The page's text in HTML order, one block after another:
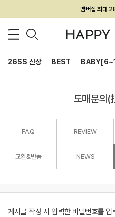
멤버십 최대
26SS 신상 BEST
도매문의
FAQ REVIEW
교환&반품 NEWS
게시글 작성 시 입력한 비밀번호를 입